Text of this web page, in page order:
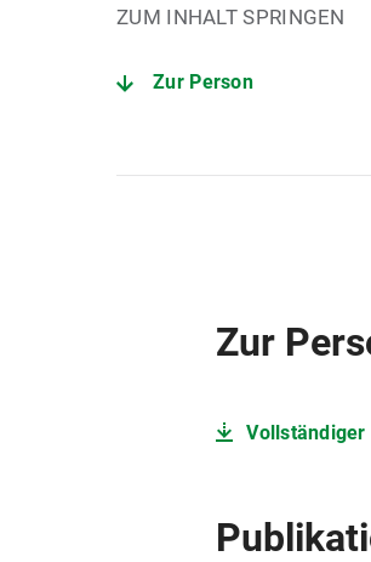
ZUM INHALT SPRINGEN
Zur Person
Zur
Vollständiger